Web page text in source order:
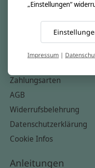
Informationen
Kontakt
Zahlungsarten
AGB
Widerrufsbelehrung
Datenschutzerklärung
Cookie Infos
Anleitungen
„Einstellungen“
Impressum |